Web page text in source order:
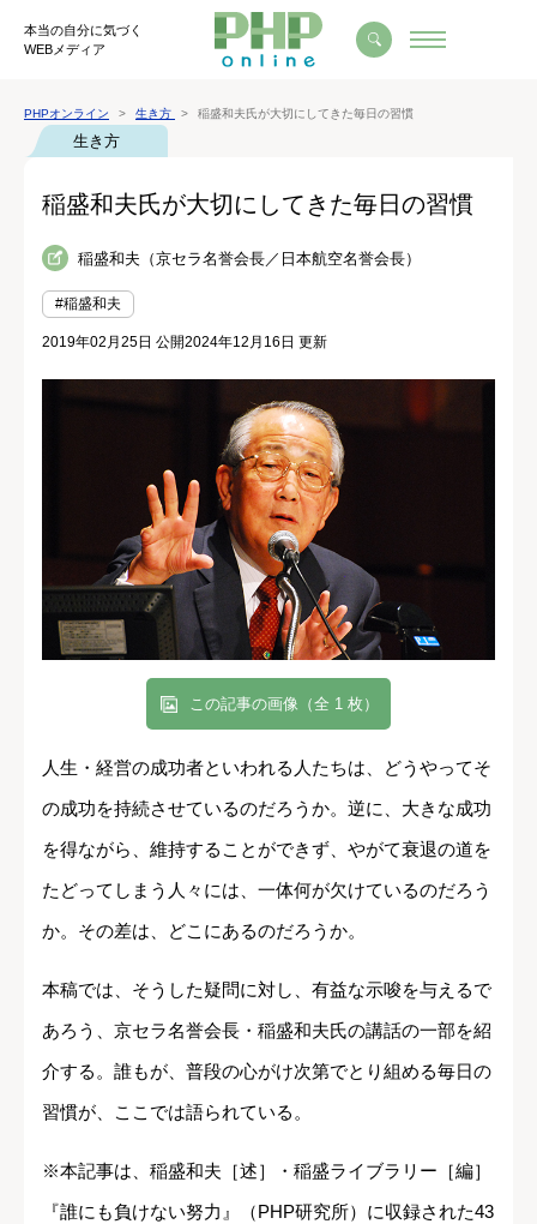
本当の自分に気づく
WEBメディア
PHPオンライン 生き方 稲盛和夫氏が大切にしてきた毎日の習慣
生き方
稲盛和夫氏が大切にしてきた毎日の習慣
稲盛和夫（京セラ名誉会長／日本航空名誉会長）
#稲盛和夫
2019年02月25日 公開2024年12月16日 更新
この記事の画像（全 1 枚）
人生・経営の成功者といわれる人たちは、どうやってそ
の成功を持続させているのだろうか。逆に、大きな成功
を得ながら、維持することができず、やがて衰退の道を
たどってしまう人々には、一体何が欠けているのだろう
か。その差は、どこにあるのだろうか。
本稿では、そうした疑問に対し、有益な示唆を与えるで
あろう、京セラ名誉会長・稲盛和夫氏の講話の一部を紹
介する。誰もが、普段の心がけ次第でとり組める毎日の
習慣が、ここでは語られている。
※本記事は、稲盛和夫［述］・稲盛ライブラリー［編］
『誰にも負けない努力』（PHP研究所）に収録された43